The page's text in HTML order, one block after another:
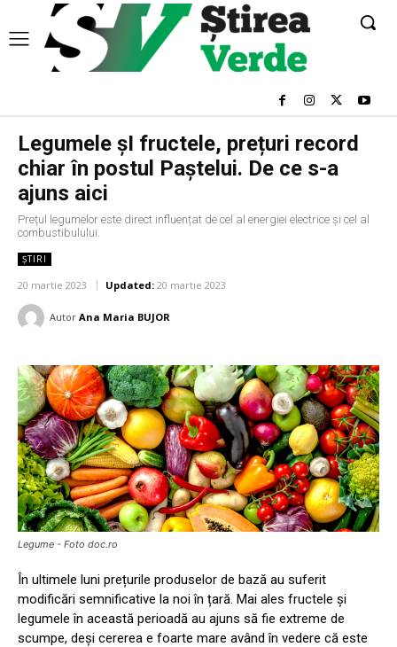
Legumele șI fructele, prețuri record
chiar în postul Paștelui. De ce s-a
ajuns aici
Prețul legumelor este direct influențat de cel al energiei electrice și cel al
combustibulului.
ȘTIRI
20 martie 2023 Updated: 20 martie 2023
Autor Ana Maria BUJOR
Legume - Foto doc.ro
În ultimele luni prețurile produselor de bază au suferit
modificări semnificative la noi în țară. Mai ales fructele și
legumele în această perioadă au ajuns să fie extreme de
scumpe, deși cererea e foarte mare având în vedere că este